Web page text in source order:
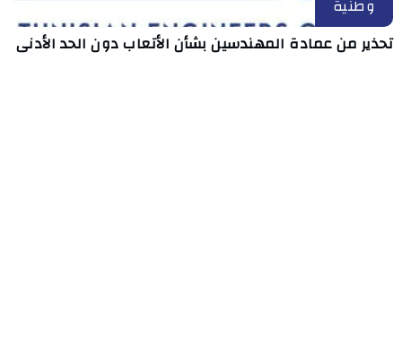
وطنية
تحذير من عمادة المهندسين بشأن الأتعاب دون الحد الأدنى